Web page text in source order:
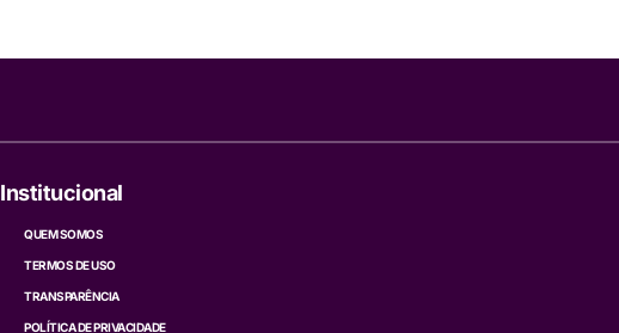
Institucional
QUEM SOMOS
TERMOS DE USO
TRANSPARÊNCIA
POLÍTICA DE PRIVACIDADE